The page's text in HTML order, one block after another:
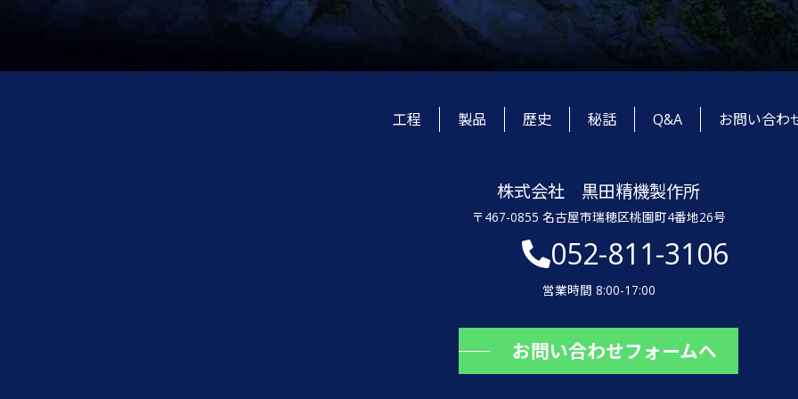
工程 製品 歴史 秘話 Q&A お問い合わ
株式会社 黒田精機製作所
〒467-0855 名古屋市瑞穂区桃園町4番地26号
052-811-3106
営業時間 8:00-17:00
お問い合わせフォームへ